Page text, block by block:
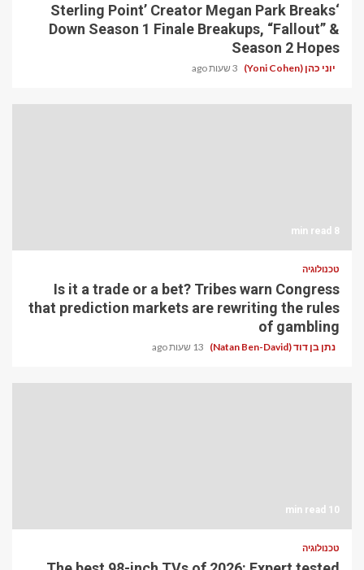
‘Sterling Point’ Creator Megan Park Breaks
Down Season 1 Finale Breakups, “Fallout” &
Season 2 Hopes
יוני כהן (Yoni Cohen) 3 שעות ago
8 min read
טכנולוגיה
Is it a trade or a bet? Tribes warn Congress
that prediction markets are rewriting the rules
of gambling
נתן בן דוד (Natan Ben-David) 13 שעות ago
10 min read
טכנולוגיה